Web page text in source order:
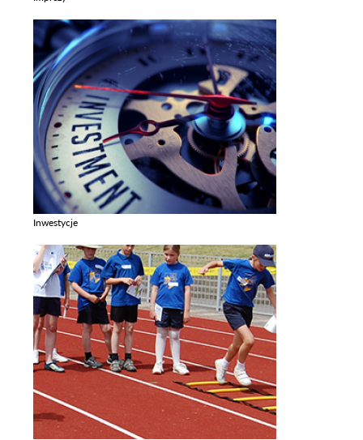
Inwestycje